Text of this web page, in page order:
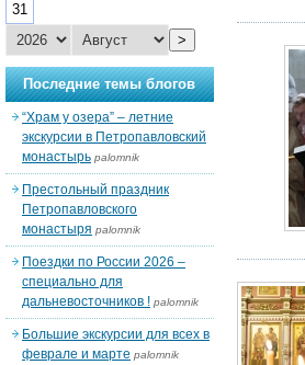
31
>
Последние темы блогов
“Храм у озера” – летние
экскурсии в Петропавловский
монастырь palomnik
Престольный праздник
Петропавловского
монастыря palomnik
Поездки по России 2026 –
специально для
дальневосточников ! palomnik
Большие экскурсии для всех в
феврале и марте palomnik